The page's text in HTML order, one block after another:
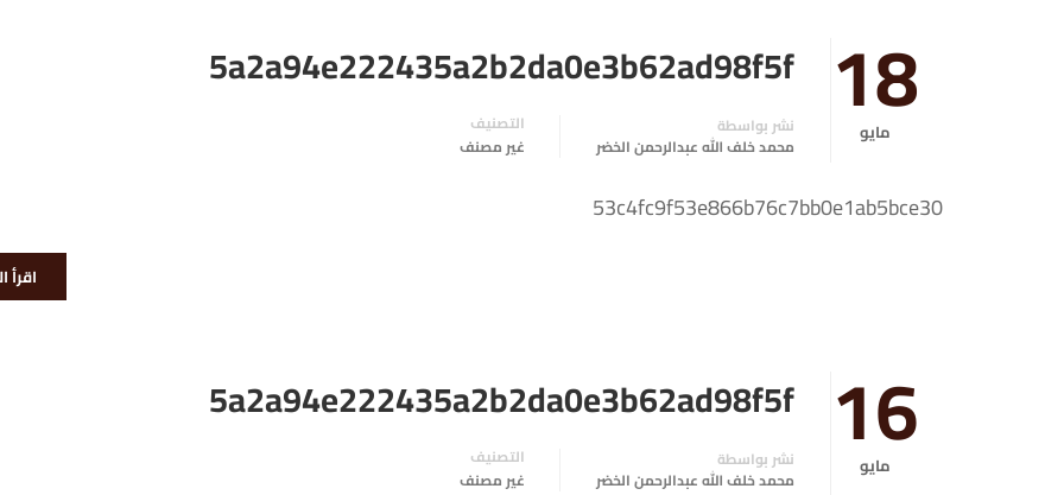
18
مايو
5a2a94e222435a2b2da0e3b62ad98f5f
نشر بواسطة
محمد خلف الله عبدالرحمن الخضر
التصنيف
غير مصنف
53c4fc9f53e866b76c7bb0e1ab5bce30
اقرأ
16
مايو
5a2a94e222435a2b2da0e3b62ad98f5f
نشر بواسطة
محمد خلف الله عبدالرحمن الخضر
التصنيف
غير مصنف